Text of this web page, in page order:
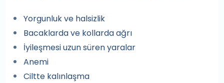
Yorgunluk ve halsizlik
Bacaklarda ve kollarda ağrı
İyileşmesi uzun süren yaralar
Anemi
Ciltte kalınlaşma